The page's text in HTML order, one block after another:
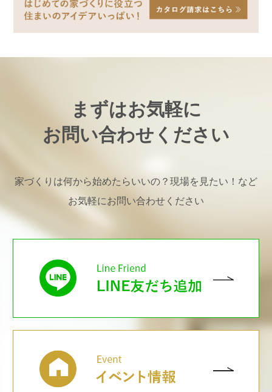
まずはお気軽に
お問い合わせください
家づくりは何から始めたらいいの？現場を見たい！など
お気軽にお問い合わせください